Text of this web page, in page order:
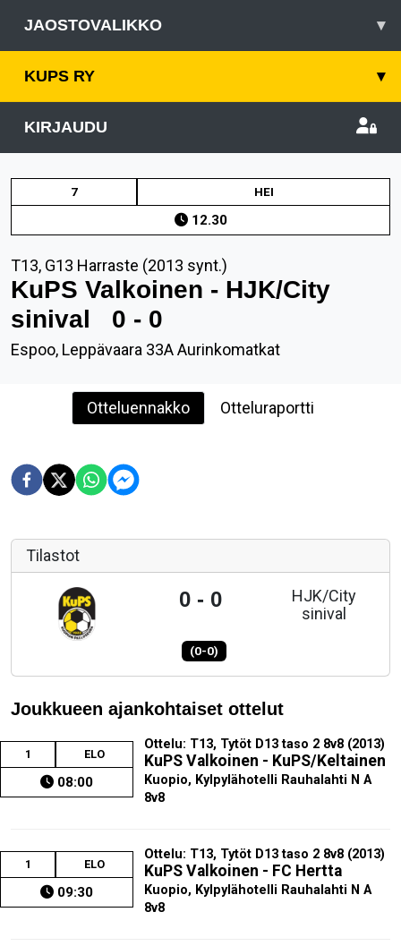
JAOSTOVALIKKO ▾
KUPS RY ▾
KIRJAUDU
7 HEI
12.30
T13, G13 Harraste (2013 synt.)
KuPS Valkoinen - HJK/City
sinival 0 - 0
Espoo, Leppävaara 33A Aurinkomatkat
Otteluennakko Otteluraportti
Tilastot
0 - 0
HJK/City
sinival
(0-0)
Joukkueen ajankohtaiset ottelut
1 ELO
08:00
Ottelu: T13, Tytöt D13 taso 2 8v8 (2013)
KuPS Valkoinen - KuPS/Keltainen
Kuopio, Kylpylähotelli Rauhalahti N A
8v8
1 ELO
09:30
Ottelu: T13, Tytöt D13 taso 2 8v8 (2013)
KuPS Valkoinen - FC Hertta
Kuopio, Kylpylähotelli Rauhalahti N A
8v8